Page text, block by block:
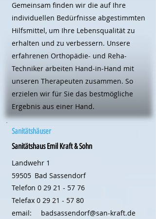
Gemeinsam finden wir die auf Ihre
individuellen Bedürfnisse abgestimmten
Hilfsmittel, um Ihre Lebensqualität zu
erhalten und zu verbessern. Unsere
erfahrenen Orthopädie- und Reha-
Techniker arbeiten Hand-in-Hand mit
unseren Therapeuten zusammen. So
erzielen wir für Sie das bestmögliche
Ergebnis aus einer Hand.
Sanitätshäuser
Sanitätshaus Emil Kraft & Sohn
Landwehr 1
59505 Bad Sassendorf
Telefon 0 29 21 - 57 76
Telefax 0 29 21 - 57 80
email:
badsassendorf@san-kraft.de